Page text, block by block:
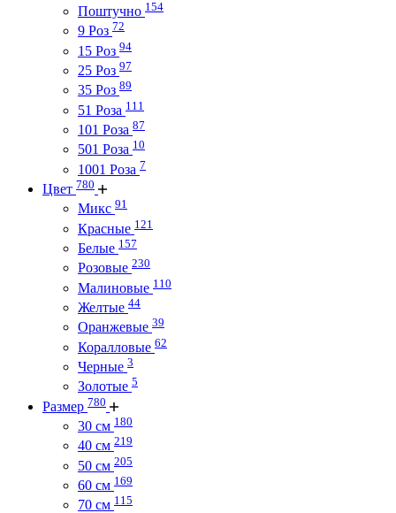
Поштучно 154
9 Роз 72
15 Роз 94
25 Роз 97
35 Роз 89
51 Роза 111
101 Роза 87
501 Роза 10
1001 Роза 7
Цвет 780
Микс 91
Красные 121
Белые 157
Розовые 230
Малиновые 110
Желтые 44
Оранжевые 39
Коралловые 62
Черные 3
Золотые 5
Размер 780
30 см 180
40 см 219
50 см 205
60 см 169
70 см 115